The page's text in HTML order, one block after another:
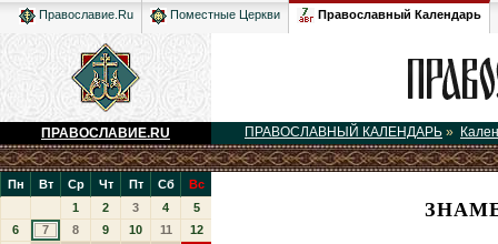
Православие.Ru Поместные Церкви Православный Календарь
ПРАВОСЛАВИЕ.RU ПРАВОСЛАВНЫЙ КАЛЕНДАРЬ »
Пн Вт Ср Чт Пт Сб
Вс
1
2 3 4
5
6
7 8 9 10 11
12